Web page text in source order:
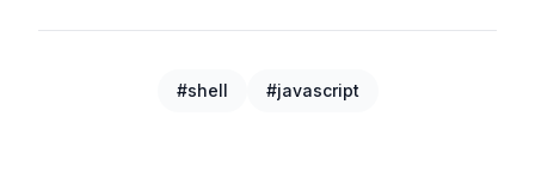
#shell #javascript